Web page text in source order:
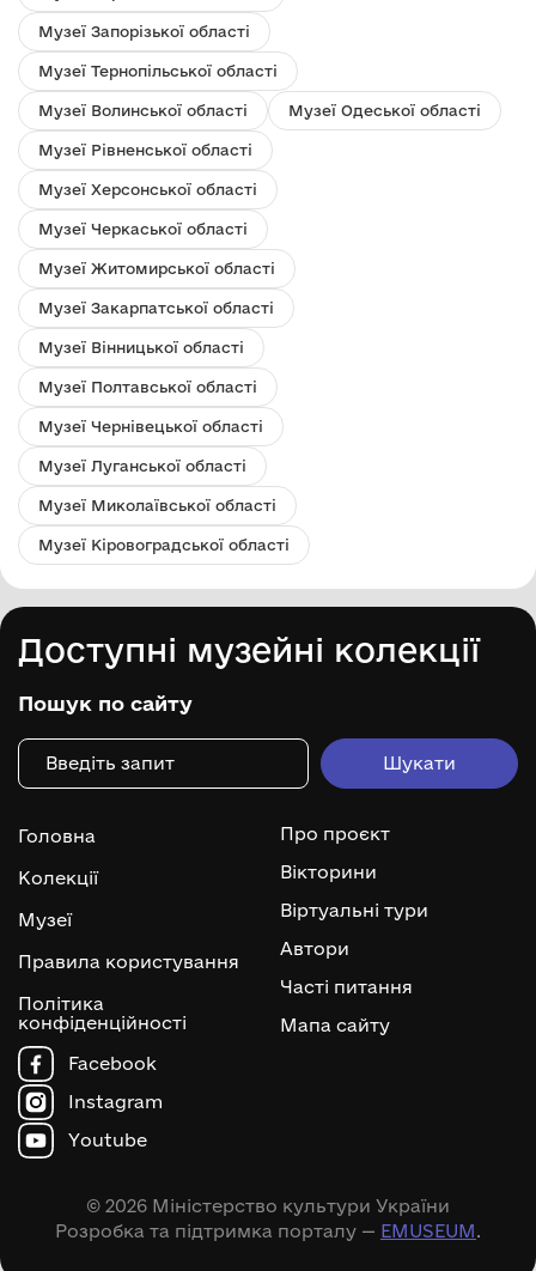
Музеї Запорізької області
Музеї Тернопільської області
Музеї Волинської області Музеї Одеської області
Музеї Рівненської області
Музеї Херсонської області
Музеї Черкаської області
Музеї Житомирської області
Музеї Закарпатської області
Музеї Вінницької області
Музеї Полтавської області
Музеї Чернівецької області
Музеї Луганської області
Музеї Миколаївської області
Музеї Кіровоградської області
Доступні музейні колекції
Пошук по сайту
Головна
Колекції
Музеї
Правила користування
Політика
конфіденційності
Про проєкт
Вікторини
Віртуальні тури
Автори
Часті питання
Мапа сайту
Facebook
Instagram
Youtube
© 2026 Міністерство культури України
Розробка та підтримка порталу — EMUSEUM.